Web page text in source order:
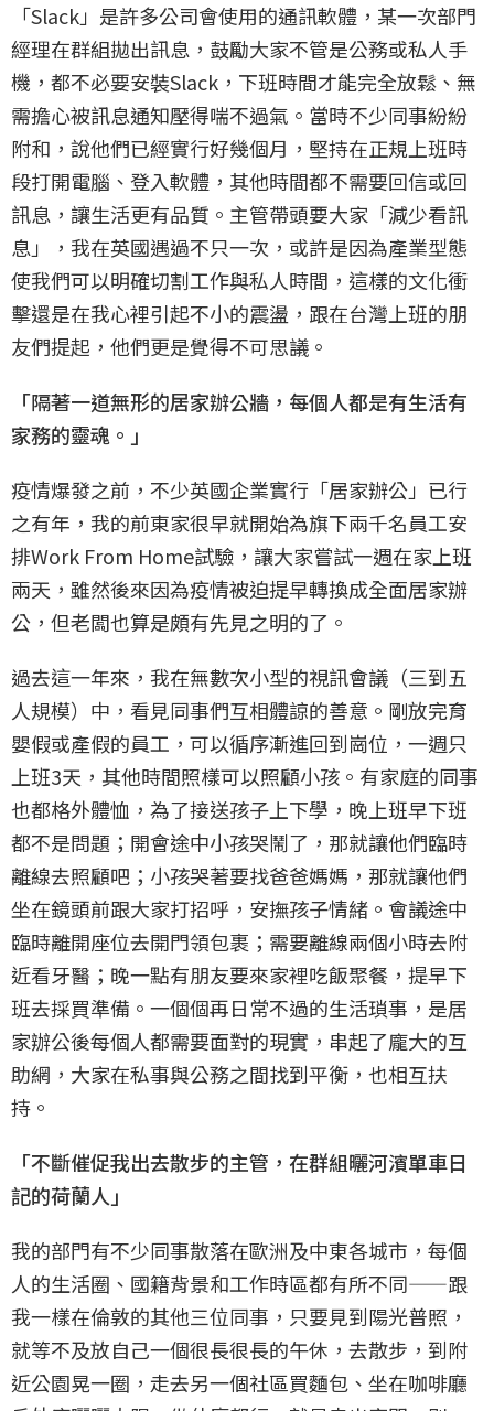
「Slack」是許多公司會使用的通訊軟體，某一次部門
經理在群組拋出訊息，鼓勵大家不管是公務或私人手
機，都不必要安裝Slack，下班時間才能完全放鬆、無
需擔心被訊息通知壓得喘不過氣。當時不少同事紛紛
附和，說他們已經實行好幾個月，堅持在正規上班時
段打開電腦、登入軟體，其他時間都不需要回信或回
訊息，讓生活更有品質。主管帶頭要大家「減少看訊
息」，我在英國遇過不只一次，或許是因為產業型態
使我們可以明確切割工作與私人時間，這樣的文化衝
擊還是在我心裡引起不小的震盪，跟在台灣上班的朋
友們提起，他們更是覺得不可思議。
「隔著一道無形的居家辦公牆，每個人都是有生活有
家務的靈魂。」
疫情爆發之前，不少英國企業實行「居家辦公」已行
之有年，我的前東家很早就開始為旗下兩千名員工安
排Work From Home試驗，讓大家嘗試一週在家上班
兩天，雖然後來因為疫情被迫提早轉換成全面居家辦
公，但老闆也算是頗有先見之明的了。
過去這一年來，我在無數次小型的視訊會議（三到五
人規模）中，看見同事們互相體諒的善意。剛放完育
嬰假或產假的員工，可以循序漸進回到崗位，一週只
上班3天，其他時間照樣可以照顧小孩。有家庭的同事
也都格外體恤，為了接送孩子上下學，晚上班早下班
都不是問題；開會途中小孩哭鬧了，那就讓他們臨時
離線去照顧吧；小孩哭著要找爸爸媽媽，那就讓他們
坐在鏡頭前跟大家打招呼，安撫孩子情緒。會議途中
臨時離開座位去開門領包裹；需要離線兩個小時去附
近看牙醫；晚一點有朋友要來家裡吃飯聚餐，提早下
班去採買準備。一個個再日常不過的生活瑣事，是居
家辦公後每個人都需要面對的現實，串起了龐大的互
助網，大家在私事與公務之間找到平衡，也相互扶
持。
「不斷催促我出去散步的主管，在群組曬河濱單車日
記的荷蘭人」
我的部門有不少同事散落在歐洲及中東各城市，每個
人的生活圈、國籍背景和工作時區都有所不同——跟
我一樣在倫敦的其他三位同事，只要見到陽光普照，
就等不及放自己一個很長很長的午休，去散步，到附
近公園晃一圈，走去另一個社區買麵包、坐在咖啡廳